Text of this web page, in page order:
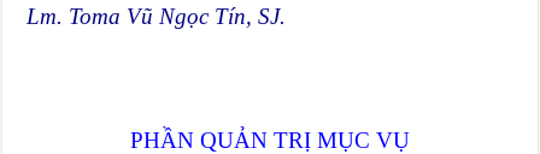
Lm. Toma Vũ Ngọc Tín, SJ.
PHẦN QUẢN TRỊ MỤC VỤ